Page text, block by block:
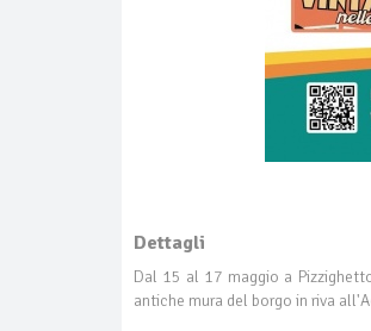
Dettagli
Dal 15 al 17 maggio a
antiche mura del borgo in riva